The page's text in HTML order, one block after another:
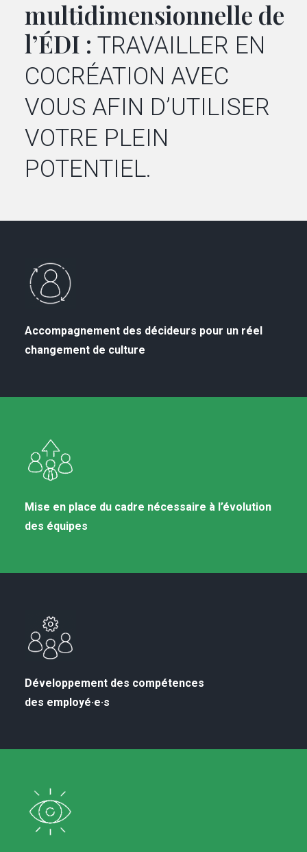
multidimensionnelle de
l’ÉDI : TRAVAILLER EN
COCRÉATION AVEC
VOUS AFIN D’UTILISER
VOTRE PLEIN
POTENTIEL.
Accompagnement des décideurs pour un réel
changement de culture
Mise en place du cadre nécessaire à l’évolution
des équipes
Développement des compétences
des employé·e·s